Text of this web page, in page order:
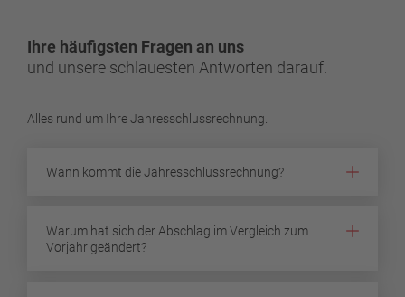
Ihre häufigsten Fragen an uns
und unsere schlauesten Antworten darauf.
Alles rund um Ihre Jahresschlussrechnung.
Wann kommt die Jahresschlussrechnung?
Warum hat sich der Abschlag im Vergleich zum
Vorjahr geändert?